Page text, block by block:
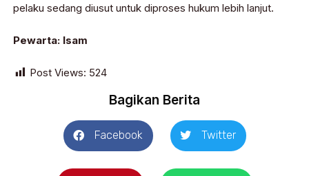
pelaku sedang diusut untuk diproses hukum lebih lanjut.
Pewarta: Isam
Post Views: 524
Bagikan Berita
Facebook Twitter